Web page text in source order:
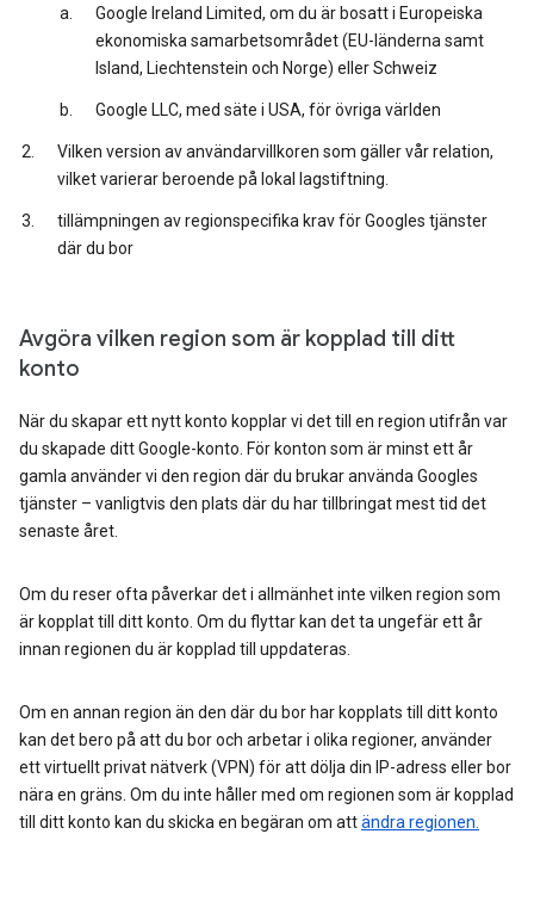
Google Ireland Limited, om du är bosatt i Europeiska
ekonomiska samarbetsområdet (EU-länderna samt
Island, Liechtenstein och Norge) eller Schweiz
Google LLC, med säte i USA, för övriga världen
Vilken version av användarvillkoren som gäller vår relation,
vilket varierar beroende på lokal lagstiftning.
tillämpningen av regionspecifika krav för Googles tjänster
där du bor
Avgöra vilken region som är kopplad till ditt
konto
När du skapar ett nytt konto kopplar vi det till en region utifrån var
du skapade ditt Google-konto. För konton som är minst ett år
gamla använder vi den region där du brukar använda Googles
tjänster – vanligtvis den plats där du har tillbringat mest tid det
senaste året.
Om du reser ofta påverkar det i allmänhet inte vilken region som
är kopplat till ditt konto. Om du flyttar kan det ta ungefär ett år
innan regionen du är kopplad till uppdateras.
Om en annan region än den där du bor har kopplats till ditt konto
kan det bero på att du bor och arbetar i olika regioner, använder
ett virtuellt privat nätverk (VPN) för att dölja din IP-adress eller bor
nära en gräns. Om du inte håller med om regionen som är kopplad
till ditt konto kan du skicka en begäran om attändra regionen.